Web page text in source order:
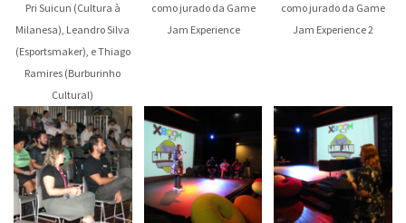
Pri Suicun (Cultura à
Milanesa), Leandro Silva
(Esportsmaker), e Thiago
Ramires (Burburinho
Cultural)
como jurado da Game
Jam Experience
como jurado da Game
Jam Experience 2